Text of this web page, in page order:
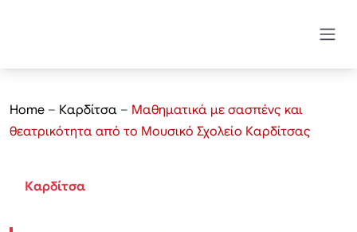
Home – Καρδίτσα – Μαθηματικά με σασπένς και
θεατρικότητα από το Μουσικό Σχολείο Καρδίτσας
Καρδίτσα